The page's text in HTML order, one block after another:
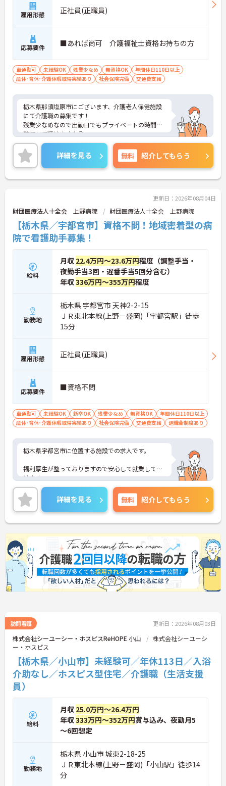
雇用形態 正社員(正職員)
応募要件 ■あれば尚可 介護福祉士資格お持ちの方
車通勤可 未経験OK 残業少なめ 無資格OK
年間休日110日以上
産休･育休･介護休暇取得実績あり
社会保険完備 交通費支給
栃木県那須塩原市にございます、介護老人保健施設
にて介護職の募集です！
残業少なめなので出勤日でもプライベートの時間を
確保して頂けますよ◎
またマイカー通勤OKなので、通勤のストレスが少な
いのも嬉しいポイントです。
ご興味ある方には、面接対策ポイントなど、さらに
詳細をお話しいたしますのでお気軽にご相談くださ
い。
詳細を見る 無料 紹介してもらう
更新日：2026年08月04日
財団医療法人十全会 上野病院 財団医療法人十全会 上野病院
【栃木県／宇都宮市】資格不問！地域密着型の病
院で看護助手募集！
給料
月収 22.4万円～23.6万円程度（調整手当・
夜勤手当3回・遅番手当5回分含む）
年収336万円～355万円程度
勤務地
栃木県 宇都宮市 天神2-2-15
ＪＲ東北本線(上野－盛岡)「宇都宮駅」徒歩
15分
雇用形態 正社員(正職員)
応募要件 ■資格不問
車通勤可 未経験OK 新卒OK 残業少なめ 無資格OK
年間休日110日以上
産休･育休･介護休暇取得実績あり
社会保険完備 交通費支給 退職金制度あり
栃木県宇都宮市に位置する施設での求人です。
福利厚生が整っておりますので安心して就業して頂
けます。
ご興味のある方はお気軽にお問い合わせ下さい。
詳細を見る 無料 紹介してもらう
訪問看護 更新日：2026年08月03日
株式会社シーユーシー・ホスピスReHOPE 小山
株式会社シーユーシ
ー・ホスピス
【栃木県／小山市】未経験可／年休113日／入浴
介助なし／ホスピス型住宅／介護職（生活支援
員）
給料
月収 25.0万円～26.4万円
年収333万円～352万円賞与込み、夜勤月5
～6回想定
勤務地
栃木県 小山市 城東2-18-25
ＪＲ東北本線(上野－盛岡)「小山駅」徒歩14
分